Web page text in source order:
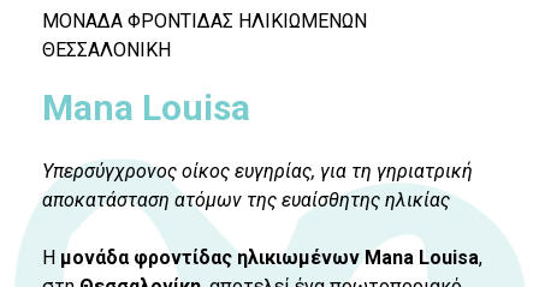
ΜΟΝΑΔΑ ΦΡΟΝΤΙΔΑΣ ΗΛΙΚΙΩΜΕΝΩΝ
ΘΕΣΣΑΛΟΝΙΚΗ
Mana Louisa
Υπερσύγχρονος οίκος ευγηρίας, για τη γηριατρική
αποκατάσταση ατόμων της ευαίσθητης ηλικίας
Η μονάδα φροντίδας ηλικιωμένων Mana Louisa,